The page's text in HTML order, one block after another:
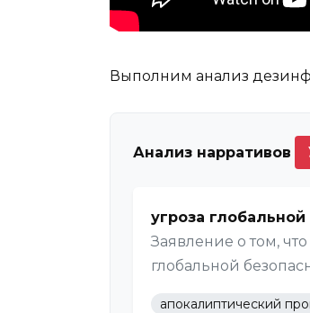
Выполним анализ
Анализ нарративов
угроза
Заявление о том,
глобальной
апокалиптический